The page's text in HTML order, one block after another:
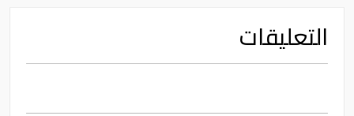
التعليقات